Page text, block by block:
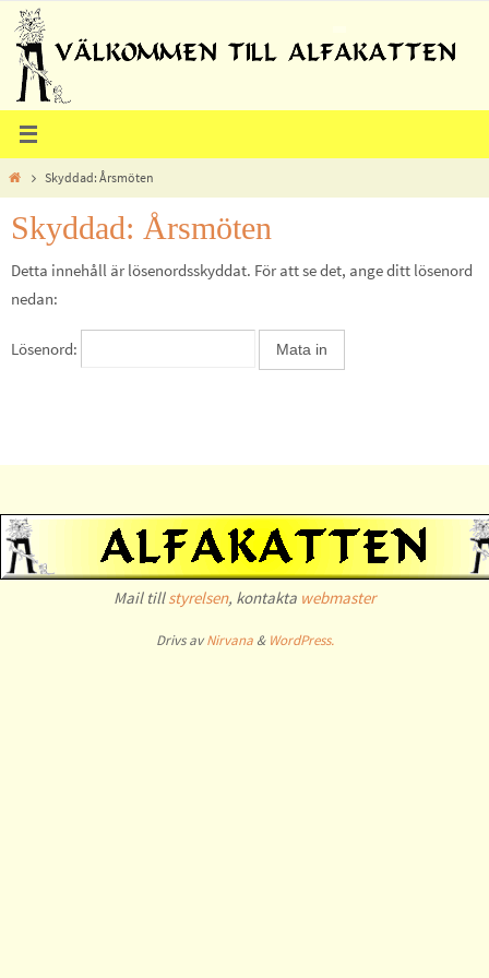
Hoppa
till
innehållet
HomeSkyddad: Årsmöten
Skyddad: Årsmöten
Detta innehåll är lösenordsskyddat. För att se det, ange ditt lösenord
nedan:
Lösenord:
Mail tillstyrelsen, kontakta webmaster
Drivs avNirvana& WordPress.